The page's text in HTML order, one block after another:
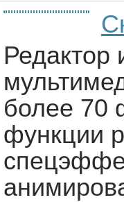
Редактор
более 70
функции